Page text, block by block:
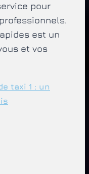
pour
est un
et vos
taxi 1 : un